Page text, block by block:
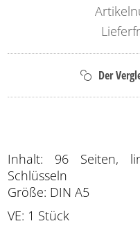
Inhalt: 96 Seiten,
Schlüsseln
Größe: DIN A5
VE: 1 Stück